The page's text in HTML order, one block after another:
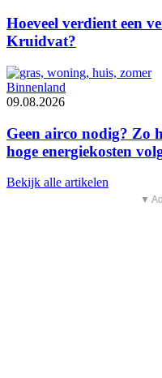
Hoeveel verdient een
Kruidvat?
Binnenland
09.08.2026
Geen airco nodig? Zo
hoge energiekosten
Bekijk alle artikelen
▼